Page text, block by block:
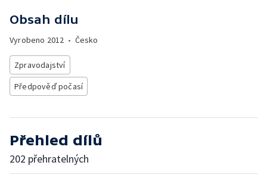
Obsah dílu
Vyrobeno 2012 • Česko
Zpravodajství
Předpověď počasí
Přehled dílů
202 přehratelných